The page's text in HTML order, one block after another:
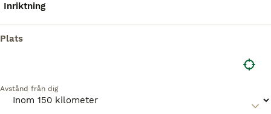
Inriktning
Plats
Avstånd från dig
Spara sökning